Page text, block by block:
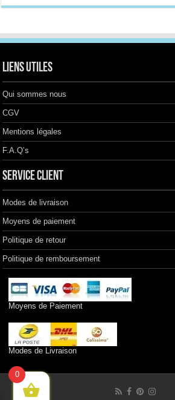
Liens utiles
Qui sommes nous
CGV
Mentions légales
F.A.Q’s
Service client
Modes de livraison
Moyens de paiement
Politique de retour
Politique de remboursement
Moyens de Paiement
Modes de Livraison
0